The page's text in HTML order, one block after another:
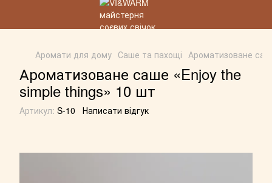
Аромати для дому Саше та пахощі Ароматизоване
Ароматизоване саше «Enjoy the
simple things» 10 шт
Артикул: S-10 Написати відгук